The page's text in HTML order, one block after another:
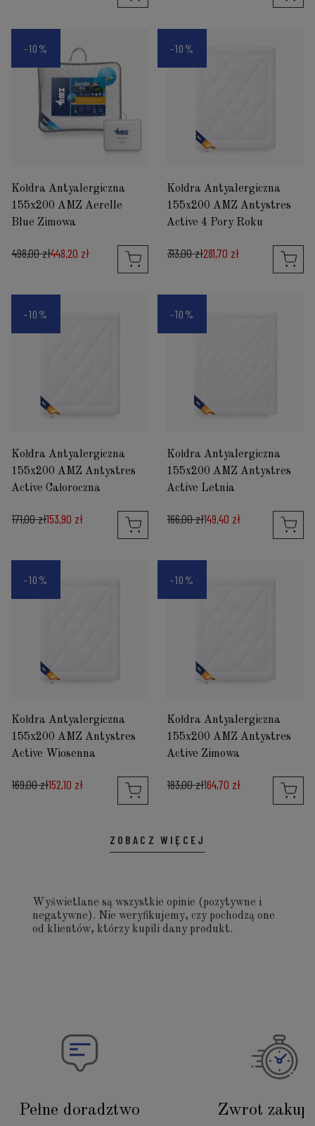
Kołdra Antyalergiczna
155x200 AMZ Aerelle
Blue Zimowa
498,00 zł448,20 zł
-10%
Kołdra Antyalergiczna
155x200 AMZ Antystres
Active 4 Pory Roku
313,00 zł281,70 zł
-10%
Kołdra Antyalergiczna
155x200 AMZ Antystres
Active Całoroczna
171,00 zł153,90 zł
-10%
Kołdra Antyalergiczna
155x200 AMZ Antystres
Active Letnia
166,00 zł149,40 zł
-10%
Kołdra Antyalergiczna
155x200 AMZ Antystres
Active Wiosenna
169,00 zł152,10 zł
-10%
Kołdra Antyalergiczna
155x200 AMZ Antystres
Active Zimowa
183,00 zł164,70 zł
-10%
ZOBACZ WIĘCEJ
Wyświetlane są wszystkie opinie (pozytywne i
negatywne). Nie weryfikujemy, czy pochodzą one
od klientów, którzy kupili dany produkt.
Pełne doradztwo Zwrot